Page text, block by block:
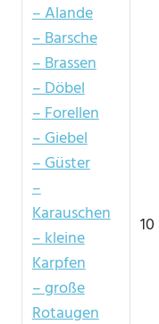
– Alande
– Barsche
– Brassen
– Döbel
– Forellen
– Giebel
– Güster
–
Karauschen
– kleine
Karpfen
– große
Rotaugen
10